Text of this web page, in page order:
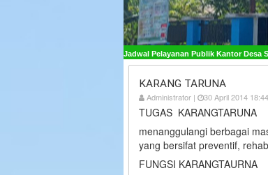
- Jadwal Pelayanan Publik Kantor Desa Sambueja Buka pada Hari
KARANG TARUNA
Administrator | 30 April 2014
TUGAS KARANGTARUNA
menanggulangi berbagai
yang bersifat preventif,
FUNGSI KARANGTAURNA